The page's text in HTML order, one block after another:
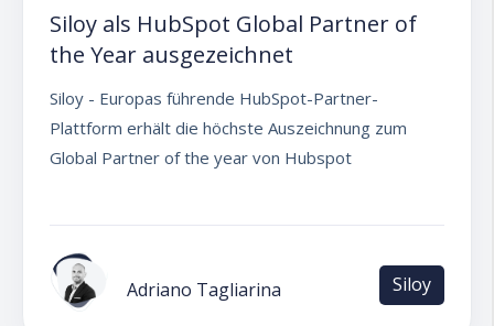
Siloy als HubSpot Global Partner of
the Year ausgezeichnet
Siloy - Europas führende HubSpot-Partner-
Plattform erhält die höchste Auszeichnung zum
Global Partner of the year von Hubspot
Adriano Tagliarina Siloy